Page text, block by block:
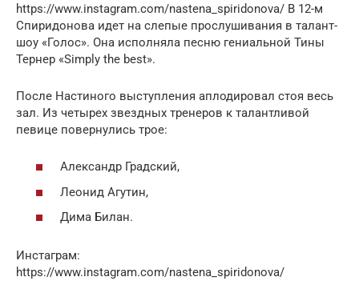
https://www.instagram.com/nastena_spiridonova/ В 12-м
Спиридонова идет на слепые прослушивания в талант-
шоу «Голос». Она исполняла песню гениальной Тины
Тернер «Simply the best».
После Настиного выступления аплодировал стоя весь
зал. Из четырех звездных тренеров к талантливой
певице повернулись трое:
Александр Градский,
Леонид Агутин,
Дима Билан.
Инстаграм:
https://www.instagram.com/nastena_spiridonova/